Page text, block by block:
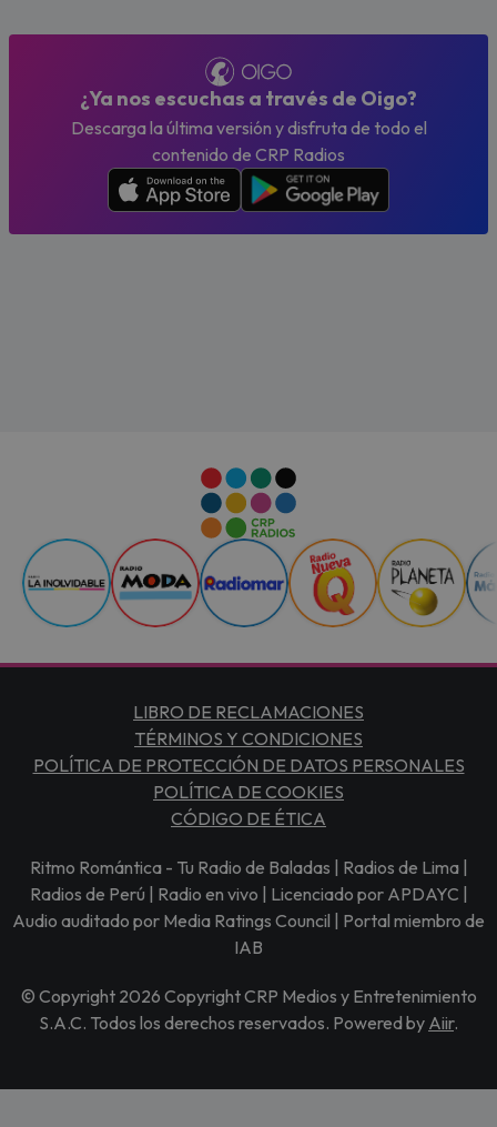
¿Ya nos escuchas a través de Oigo?
Descarga la última versión y disfruta de todo el
contenido de CRP Radios
LIBRO DE RECLAMACIONES
TÉRMINOS Y CONDICIONES
POLÍTICA DE PROTECCIÓN DE DATOS PERSONALES
POLÍTICA DE COOKIES
CÓDIGO DE ÉTICA
Ritmo Romántica - Tu Radio de Baladas | Radios de Lima |
Radios de Perú | Radio en vivo | Licenciado por APDAYC |
Audio auditado por Media Ratings Council | Portal miembro de
IAB
© Copyright 2026 Copyright CRP Medios y Entretenimiento
S.A.C. Todos los derechos reservados. Powered by Aiir.